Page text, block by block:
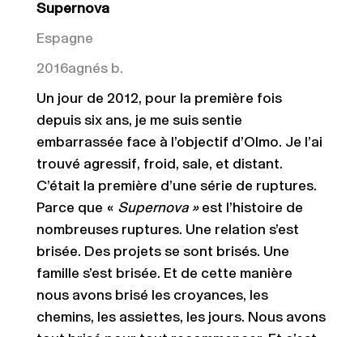
Supernova
Espagne
2016agnés b.
Un jour de 2012, pour la première fois
depuis six ans, je me suis sentie
embarrassée face à l’objectif d’Olmo. Je l’ai
trouvé agressif, froid, sale, et distant.
C’était la première d’une série de ruptures.
Parce que « Supernova »est l’histoire de
nombreuses ruptures. Une relation s’est
brisée. Des projets se sont brisés. Une
famille s’est brisée. Et de cette manière
nous avons brisé les croyances, les
chemins, les assiettes, les jours. Nous avons